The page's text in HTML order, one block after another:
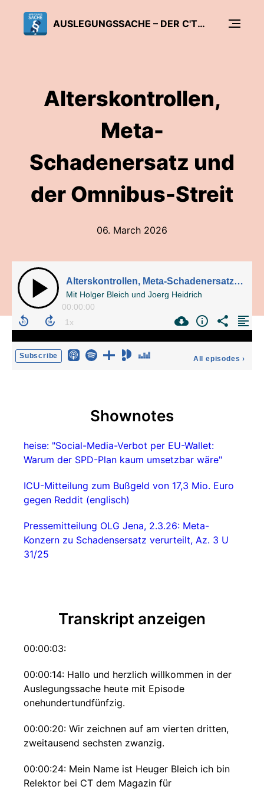
AUSLEGUNGSSACHE – DER C'T-DATENSCHUTZ-PODCAST
Alterskontrollen,
Meta-
Schadenersatz und
der Omnibus-Streit
06. March 2026
Alterskontrollen, Meta-Schadenersatz und der Omnibus-Streit
Mit Holger Bleich und Joerg Heidrich
00:00:00
Subscribe All episodes ›
Shownotes
heise: "Social-Media-Verbot per EU-Wallet:
Warum der SPD-Plan kaum umsetzbar wäre"
ICU-Mitteilung zum Bußgeld von 17,3 Mio. Euro
gegen Reddit (englisch)
Pressemitteilung OLG Jena, 2.3.26: Meta-
Konzern zu Schadensersatz verurteilt, Az. 3 U
31/25
Transkript anzeigen
00:00:03:
00:00:14: Hallo und herzlich willkommen in der
Auslegungssache heute mit Episode
onehundertundfünfzig.
00:00:20: Wir zeichnen auf am vierten dritten,
zweitausend sechsten zwanzig.
00:00:24: Mein Name ist Heuger Bleich ich bin
Relektor bei CT dem Magazin für